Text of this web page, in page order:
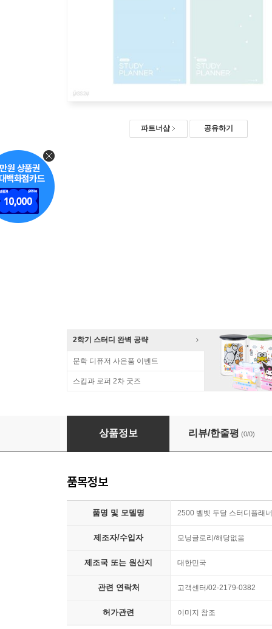
파트너샵 공유하기
2학기 스터디 완벽 공략
문학 디퓨저 사은품 이벤트
스킵과 로퍼 2차 굿즈
벨벳 두달 스터디플래너 월간 일간
상품정보 리뷰/한줄평 (0/0)
품목정보
품명 및 모델명 2500 벨벳 두달 스터디플래
제조자/수입자 모닝글로리/해당없음
제조국 또는 원산지 대한민국
관련 연락처 고객센터/02-2179-0382
허가관련 이미지 참조